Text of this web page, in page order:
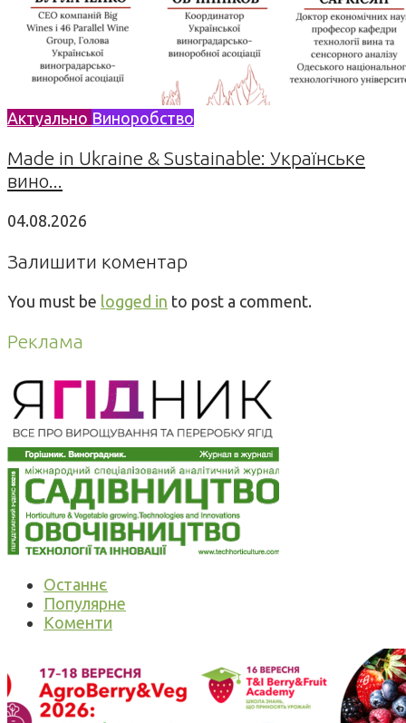
Актуально Виноробство
Made in Ukraine & Sustainable: Українське
вино...
04.08.2026
Залишити коментар
You must be logged in to post a comment.
Реклама
Останнє
Популярне
Коменти